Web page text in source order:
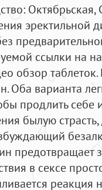
Октябрьская,
эректильной
ссылки на
обзор
Оба варианта
продлить
былую
предотвращает
в сексе